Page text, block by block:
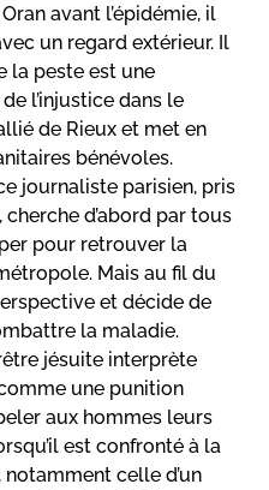
avant l’épidémie, il
un regard extérieur. Il
la peste est une
l’injustice dans le
de Rieux et met en
bénévoles.
journaliste parisien, pris
d’abord par tous
pour retrouver la
Mais au fil du
et décide de
la maladie.
jésuite interprète
une punition
aux hommes leurs
est confronté à la
celle d’un